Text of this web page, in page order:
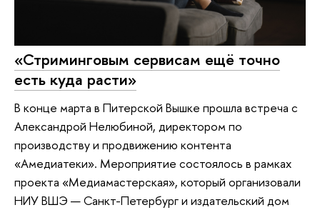
«Стриминговым сервисам ещё точно
есть куда расти»
В конце марта в Питерской Вышке прошла встреча с
Александрой Нелюбиной, директором по
производству и продвижению контента
«Амедиатеки». Мероприятие состоялось в рамках
проекта «Медиамастерская», который организовали
НИУ ВШЭ — Санкт-Петербург и издательский дом